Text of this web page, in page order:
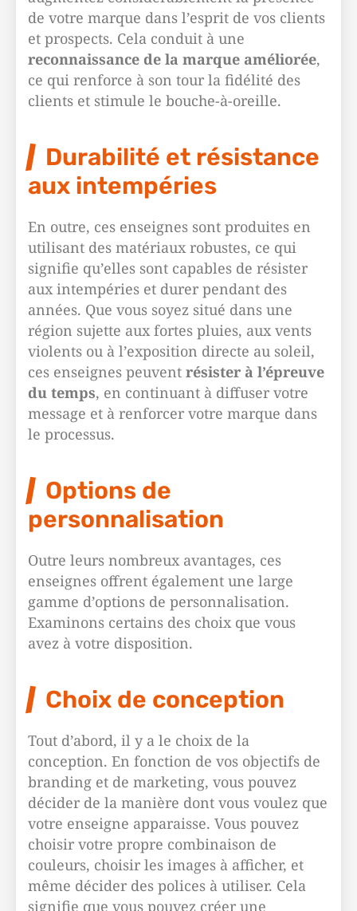
de votre marque dans l’esprit de vos clients
et prospects. Cela conduit à une
reconnaissance de la marque améliorée,
ce qui renforce à son tour la fidélité des
clients et stimule le bouche-à-oreille.
Durabilité et résistance
aux intempéries
En outre, ces enseignes sont produites en
utilisant des matériaux robustes, ce qui
signifie qu’elles sont capables de résister
aux intempéries et durer pendant des
années. Que vous soyez situé dans une
région sujette aux fortes pluies, aux vents
violents ou à l’exposition directe au soleil,
ces enseignes peuvent résister à l’épreuve
du temps, en continuant à diffuser votre
message et à renforcer votre marque dans
le processus.
Options de
personnalisation
Outre leurs nombreux avantages, ces
enseignes offrent également une large
gamme d’options de personnalisation.
Examinons certains des choix que vous
avez à votre disposition.
Choix de conception
Tout d’abord, il y a le choix de la
conception. En fonction de vos objectifs de
branding et de marketing, vous pouvez
décider de la manière dont vous voulez que
votre enseigne apparaisse. Vous pouvez
choisir votre propre combinaison de
couleurs, choisir les images à afficher, et
même décider des polices à utiliser. Cela
signifie que vous pouvez créer une